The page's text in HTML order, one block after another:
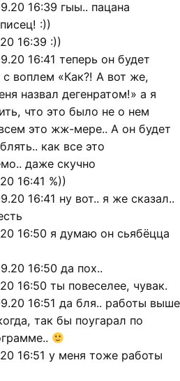
16:39 гыы.. пацана
:))
16:39 :))
16:41 теперь он будет
воплем «Как?! А вот же,
назвал дегенратом!» а я
что это было не о нем
это жж-мере.. А он будет
блять.. как все это
даже скучно
16:41 %))
16:41 ну вот.. я же сказал..
16:50 я думаю он сьябёцца
16:50 да пох..
16:50 ты повеселее, чувак.
16:51 да бля.. работы выше
так бы поугарал по
16:51 у меня тоже работы